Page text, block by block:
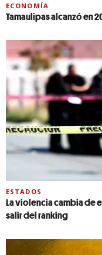
ECONOMÍA
Tamaulipas alcanzó en
ESTADOS
La violencia cambia de
salir del ranking